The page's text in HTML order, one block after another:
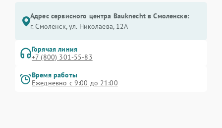
Адрес сервисного центра Bauknecht в Смоленске:
г. Смоленск, ул. Николаева, 12А
Горячая линия
+7 (800) 301-55-83
Время работы
Ежедневно с 9:00 до 21:00